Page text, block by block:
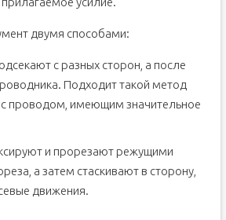
двумя способами:
с разных сторон, а после
Подходит такой метод
проводом, имеющим значительное
и прорезают режущими
а затем стаскивают в сторону,
движения.